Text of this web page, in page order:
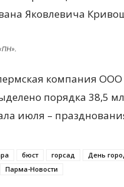
Яковлевича
компания
порядка 38,5
июля –
бюст горсад День
Парма-Новости